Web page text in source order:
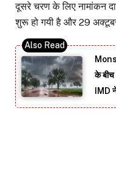
दूसरे चरण के लिए नामांकन
शुरू हो गयी है और 29
के बीच
IMD